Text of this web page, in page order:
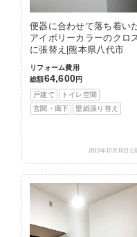
便器に合わせて落ち着い
アイボリーカラーのクロ
に張替え|熊本県八代市
リフォーム費用
総額64,600円
戸建て
トイレ空間
玄関・廊下
壁紙張り替え
2013年10月16日公